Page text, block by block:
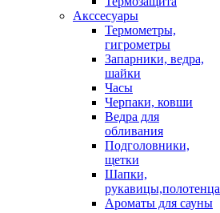
Аксcесуары
Термометры,
гигрометры
Запарники, ведра,
шайки
Часы
Черпаки, ковши
Ведра для
обливания
Подголовники,
щетки
Шапки,
рукавицы,полотенца
Ароматы для сауны